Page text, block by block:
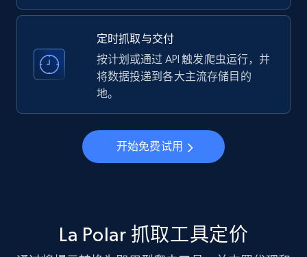
Employees in linkedin, About, Specialties, and
33.6K+ 3.5K+ 注册使用
Instagram - Profiles
Account, Fbid, ID, Followers, Posts count, Is
business account, Is professional account, Is
定时抓取与交付
按计划或通过 API 触发爬虫运行，并
将数据投递到各大主流存储目的
地。
开始免费试用
La Polar 抓取工具定价